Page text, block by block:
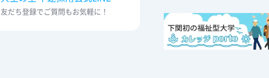
友だち登録でご質問もお気軽に！